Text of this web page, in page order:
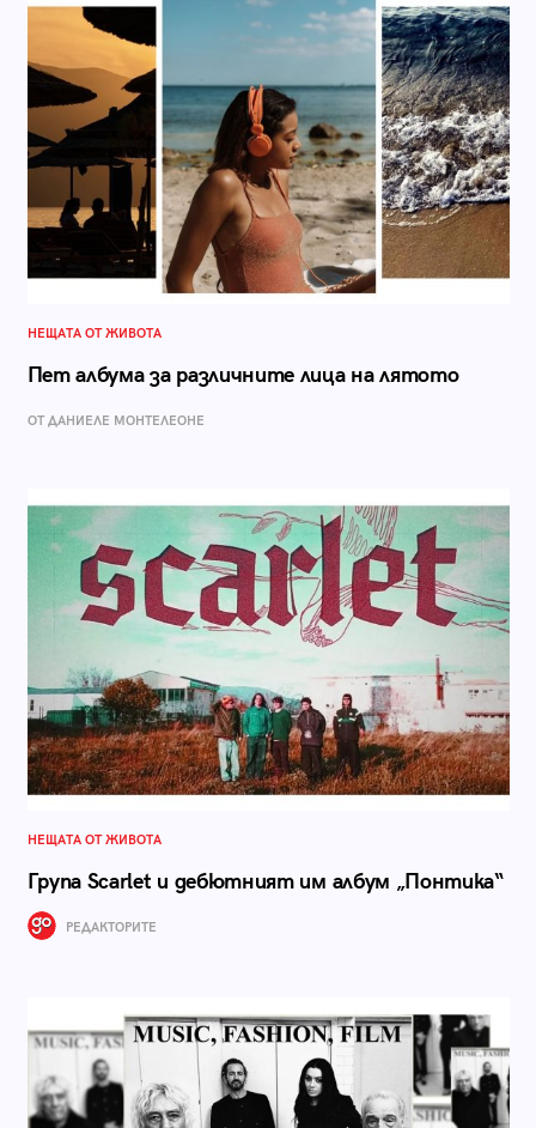
НЕЩАТА ОТ ЖИВОТА
Пет албума за различните лица на лятото
ОТ ДАНИЕЛЕ МОНТЕЛЕОНЕ
НЕЩАТА ОТ ЖИВОТА
Група Scarlet и дебютният им албум „Понтика“
РЕДАКТОРИТЕ